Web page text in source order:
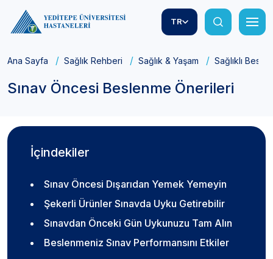
TR
Ana Sayfa Sağlık Rehberi Sağlık & Yaşam Sağlıklı
Sınav Öncesi Beslenme Önerileri
İçindekiler
Sınav Öncesi Dışarıdan Yemek Yemeyin
Şekerli Ürünler Sınavda Uyku Getirebilir
Sınavdan Önceki Gün Uykunuzu Tam Alın
Beslenmeniz Sınav Performansını Etkiler